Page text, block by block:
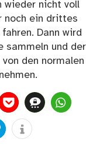
wieder nicht voll
noch ein drittes
Dann wird
sammeln und der
den normalen